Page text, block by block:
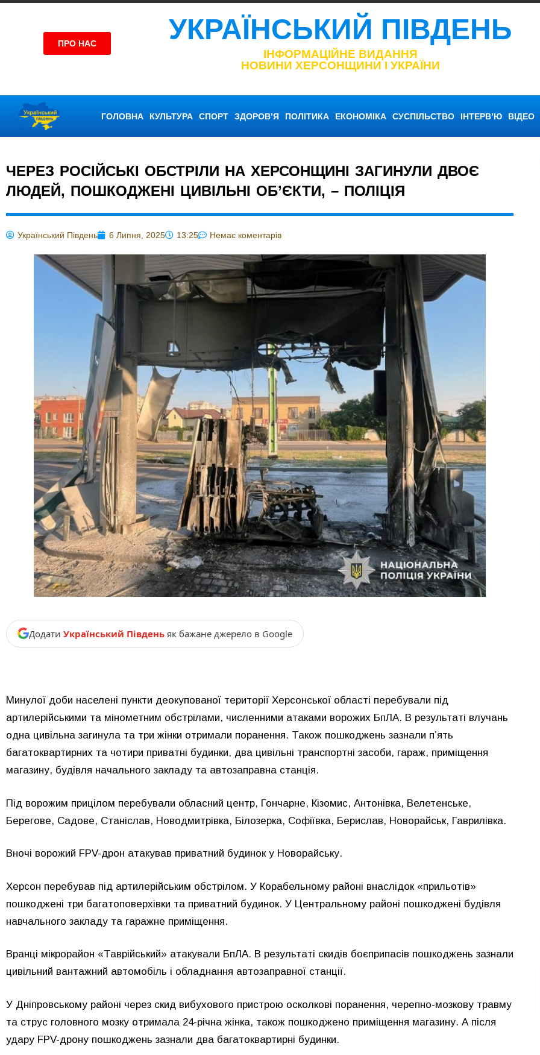
ПРО НАС УКРАЇНСЬКИЙ ПІВДЕНЬ
ІНФОРМАЦІЙНЕ ВИДАННЯ
НОВИНИ ХЕРСОНЩИНИ І УКРАЇНИ
ГОЛОВНА КУЛЬТУРА СПОРТ ЗДОРОВ’Я ПОЛІТИКА ЕКОНОМІКА СУСПІЛЬСТВО ІНТЕРВ’Ю ВІДЕО
ЧЕРЕЗ РОСІЙСЬКІ ОБСТРІЛИ НА ХЕРСОНЩИНІ ЗАГИНУЛИ ДВОЄ
ЛЮДЕЙ, ПОШКОДЖЕНІ ЦИВІЛЬНІ ОБ’ЄКТИ, – ПОЛІЦІЯ
Український Південь 6 Липня, 2025 13:25 Немає коментарів
Додати Український Південь як бажане джерело в Google
Минулої доби населені пункти деокупованої території Херсонської області перебували під
артилерійськими та мінометним обстрілами, численними атаками ворожих БпЛА. В результаті влучань
одна цивільна загинула та три жінки отримали поранення. Також пошкоджень зазнали п’ять
багатоквартирних та чотири приватні будинки, два цивільні транспортні засоби, гараж, приміщення
магазину, будівля начального закладу та автозаправна станція.
Під ворожим прицілом перебували обласний центр, Гончарне, Кізомис, Антонівка, Велетенське,
Берегове, Садове, Станіслав, Новодмитрівка, Білозерка, Софіївка, Берислав, Новорайськ, Гаврилівка.
Вночі ворожий FPV-дрон атакував приватний будинок у Новорайську.
Херсон перебував під артилерійським обстрілом. У Корабельному районі внаслідок «прильотів»
пошкоджені три багатоповерхівки та приватний будинок. У Центральному районі пошкоджені будівля
навчального закладу та гаражне приміщення.
Вранці мікрорайон «Таврійський» атакували БпЛА. В результаті скидів боєприпасів пошкоджень зазнали
цивільний вантажний автомобіль і обладнання автозаправної станції.
У Дніпровському районі через скид вибухового пристрою осколкові поранення, черепно-мозкову травму
та струс головного мозку отримала 24-річна жінка, також пошкоджено приміщення магазину. А після
удару FPV-дрону пошкоджень зазнали два багатоквартирні будинки.